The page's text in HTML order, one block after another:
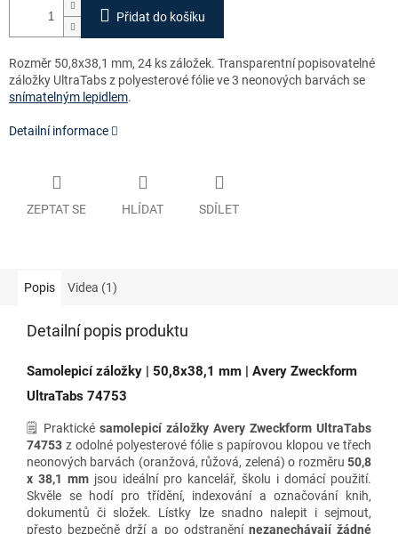
Přidat do košíku
Rozměr 50,8x38,1 mm, 24 ks záložek. Transparentní popisovatelné
záložky UltraTabs z polyesterové fólie ve 3 neonových barvách se
snímatelným lepidlem.
Detailní informace
ZEPTAT SE HLÍDAT SDÍLET
Popis Videa (1)
Detailní popis produktu
Samolepicí záložky | 50,8x38,1 mm | Avery Zweckform
UltraTabs 74753
🗒️ Praktické samolepicí záložky Avery Zweckform UltraTabs
74753 z odolné polyesterové fólie s papírovou klopou ve třech
neonových barvách (oranžová, růžová, zelená) o rozměru50,8
x 38,1 mm jsou ideální pro kancelář, školu i domácí použití.
Skvěle se hodí pro třídění, indexování a označování knih,
dokumentů či složek. Lístky lze snadno nalepit i sejmout,
přesto bezpečně drží a po odstranění nezanechávají žádné